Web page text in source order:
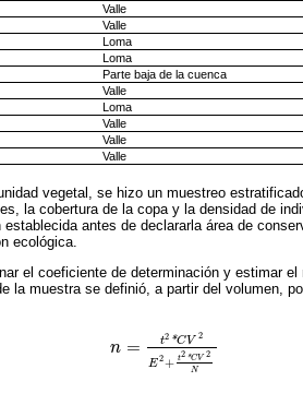
Valle
Valle
Loma
Loma
Parte baja de la cuenca
Valle
Loma
Valle
Valle
Valle
vegetal, se hizo un muestreo
la cobertura de la copa y la densidad de
antes de declararla área de
ecológica.
el coeficiente de determinación y estimar
la muestra se definió, a partir del volumen,
n = t2 *CV 2
E2+ t2 *CV 2
N
n= t2 CV2E2+t2*